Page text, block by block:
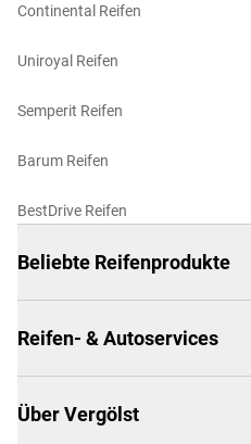
Continental Reifen
Uniroyal Reifen
Semperit Reifen
Barum Reifen
BestDrive Reifen
Beliebte Reifenprodukte
Reifen- & Autoservices
Über Vergölst